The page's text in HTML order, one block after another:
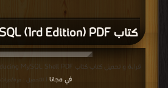
كتاب Murach's MySQL (1rd Edition) PDF
قراءة و تحميل كتاب كتاب Introducing MySQL Shell PDF مجانا | مكتبة >
في مجانا | التحميل : مرة/مرات